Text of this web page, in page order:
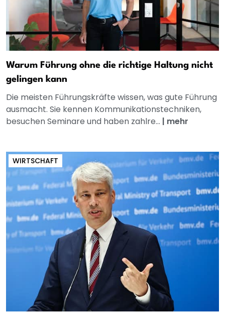
Warum Führung ohne die richtige Haltung nicht
gelingen kann
Die meisten Führungskräfte wissen, was gute Führung
ausmacht. Sie kennen Kommunikationstechniken,
besuchen Seminare und haben zahlre... | mehr
WIRTSCHAFT